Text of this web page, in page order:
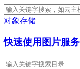
对象存储
快速使用图片服务